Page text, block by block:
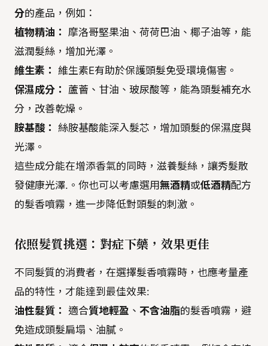
分的產品，例如：
植物精油： 摩洛哥堅果油、荷荷巴油、椰子油等，能
滋潤髮絲，增加光澤。
維生素： 維生素E有助於保護頭髮免受環境傷害。
保濕成分：
蘆薈、甘油、玻尿酸等，能為頭髮補充水
分，改善乾燥。
胺基酸： 絲胺基酸能深入髮芯，增加頭髮的保濕度與
光澤。
這些成分能在增添香氣的同時，滋養髮絲，讓秀髮散
發健康光澤.。你也可以考慮選用無酒精或低酒精配方
的髮香噴霧，進一步降低對頭髮的刺激。
依照髮質挑選：對症下藥，效果更佳
不同髮質的消費者，在選擇髮香噴霧時，也應考量產
品的特性，才能達到最佳效果:
油性髮質：
適合質地輕盈 、 不含油脂的髮香噴霧，避
免造成頭髮扁塌、油膩。